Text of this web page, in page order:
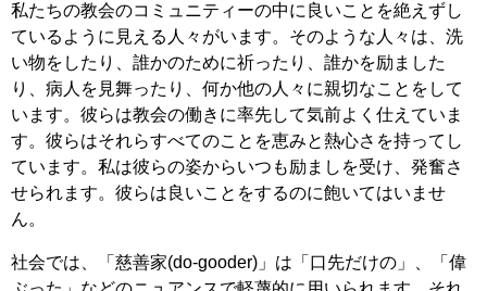
私たちの教会のコミュニティーの中に良いことを絶えずし
ているように見える人々がいます。そのような人々は、洗
い物をしたり、誰かのために祈ったり、誰かを励ました
り、病人を見舞ったり、何か他の人々に親切なことをして
います。彼らは教会の働きに率先して気前よく仕えていま
す。彼らはそれらすべてのことを恵みと熱心さを持ってし
ています。私は彼らの姿からいつも励ましを受け、発奮さ
せられます。彼らは良いことをするのに飽いてはいませ
ん。
社会では、「慈善家(do-gooder)」は「口先だけの」、「偉